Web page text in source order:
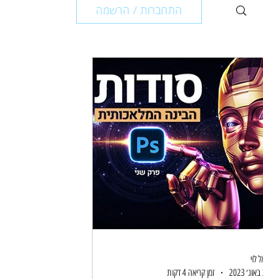
התחברות / הרשמה
לוי
זמן קריאה 4 דקות